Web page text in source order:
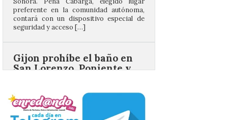
Gijon prohíbe el baño en
partir de las 19.00 horas.
8 Ago 2026
verá desde múltiples
puntos de la ciudad, por lo
que no será necesario